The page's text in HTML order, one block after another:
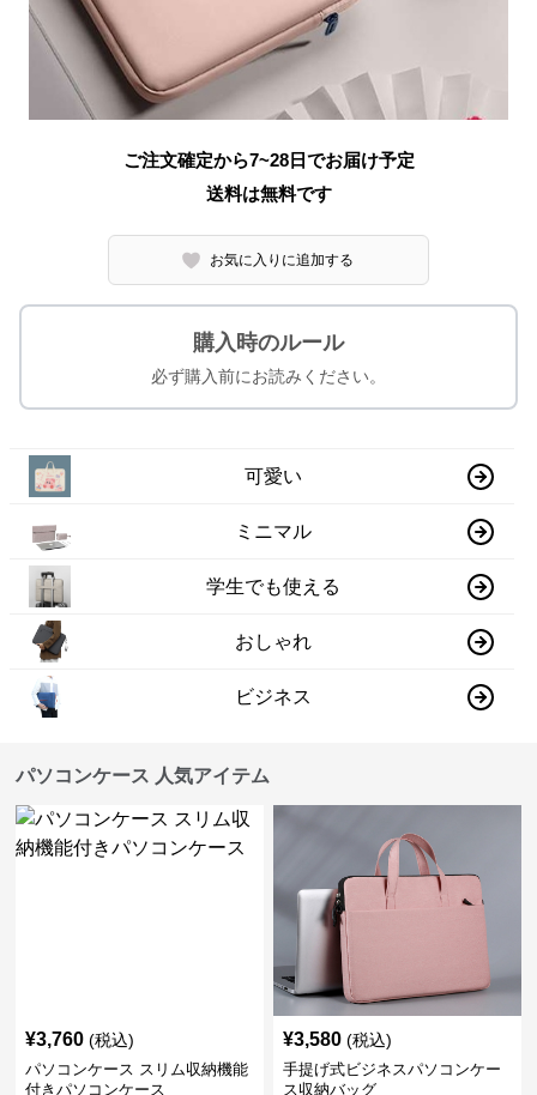
ご注文確定から7~28日でお届け予定
送料は無料です
お気に入りに追加する
購入時のルール
必ず購入前にお読みください。
可愛い
ミニマル
学生でも使える
おしゃれ
ビジネス
パソコンケース 人気アイテム
¥3,760 (税込)
パソコンケース スリム収納機能
付きパソコンケース
¥3,580 (税込)
手提げ式ビジネスパソコンケー
ス収納バッグ